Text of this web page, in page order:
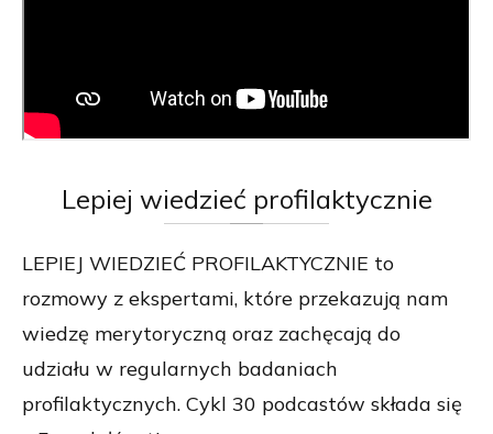
Lepiej wiedzieć profilaktycznie
LEPIEJ WIEDZIEĆ PROFILAKTYCZNIE to
rozmowy z ekspertami, które przekazują nam
wiedzę merytoryczną oraz zachęcają do
udziału w regularnych badaniach
profilaktycznych. Cykl 30 podcastów składa się